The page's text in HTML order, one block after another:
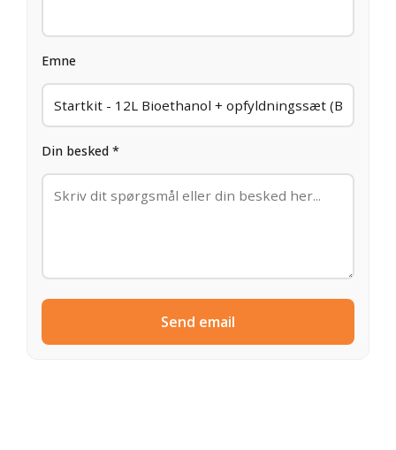
Emne
Din besked *
Send email